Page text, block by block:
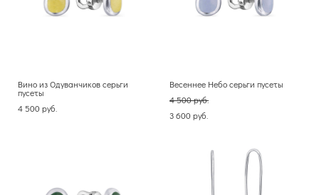
Вино из Одуванчиков серьги
пусеты
4 500 pуб.
Весеннее Небо серьги пусеты
4 500 pуб.
3 600 pуб.